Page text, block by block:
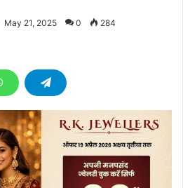
May 21, 2025 0 284